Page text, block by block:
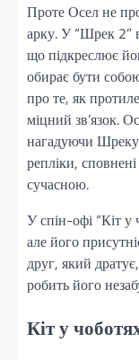
Проте Осел не
арку. У “Шрек 2”
що підкреслює
обирає бути
про те, як
міцний зв’язок.
нагадуючи Шреку
репліки,
сучасною.
У спін-офі “Кіт у
але його
друг, який
робить його
Кіт у